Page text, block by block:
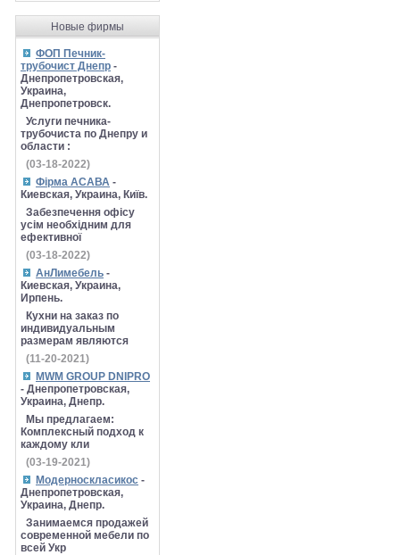
Новые фирмы
ФОП Печник-
трубочист Днепр -
Днепропетровская,
Украина,
Днепропетровск.
Услуги печника-
трубочиста по Днепру и
области :
(03-18-2022)
Фірма АСАВА -
Киевская, Украина, Київ.
Забезпечення офісу
усім необхідним для
ефективної
(03-18-2022)
АнЛимебель -
Киевская, Украина,
Ирпень.
Кухни на заказ по
индивидуальным
размерам являются
(11-20-2021)
MWM GROUP DNIPRO
- Днепропетровская,
Украина, Днепр.
Мы предлагаем:
Комплексный подход к
каждому кли
(03-19-2021)
Модерноскласикос -
Днепропетровская,
Украина, Днепр.
Занимаемся продажей
современной мебели по
всей Укр